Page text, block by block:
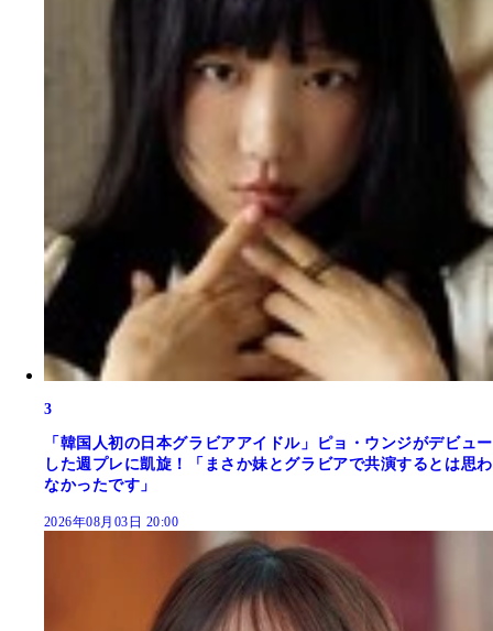
3
「韓国人初の日本グラビアアイドル」ピョ・ウンジがデビュー
した週プレに凱旋！「まさか妹とグラビアで共演するとは思わ
なかったです」
2026年08月03日 20:00